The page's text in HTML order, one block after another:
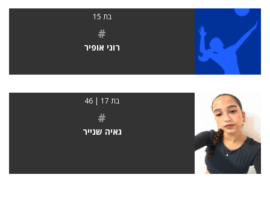
בת 15
#
רוני אופיר
בת 17 | 46
#
גאיה שנייר